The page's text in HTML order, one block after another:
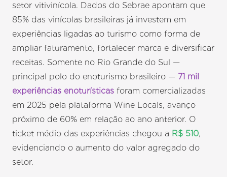
setor vitivinícola. Dados do Sebrae apontam que
85% das vinícolas brasileiras já investem em
experiências ligadas ao turismo como forma de
ampliar faturamento, fortalecer marca e diversificar
receitas. Somente no Rio Grande do Sul —
principal polo do enoturismo brasileiro — 71 mil
experiências enoturísticas foram comercializadas
em 2025 pela plataforma Wine Locals, avanço
próximo de 60% em relação ao ano anterior. O
ticket médio das experiências chegou a R$ 510,
evidenciando o aumento do valor agregado do
setor.